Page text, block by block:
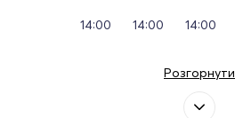
14:00 14:00 14:00
Розгорнути